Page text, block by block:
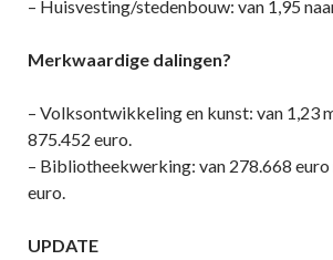
– Huisvesting/stedenbouw: van 1,95
Merkwaardige dalingen?
– Volksontwikkeling en kunst: van 1,23
875.452 euro.
– Bibliotheekwerking: van 278.668
euro.
UPDATE